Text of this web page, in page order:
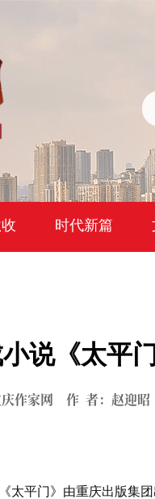
时代新篇
说《太平
庆作家网 作 者：赵迎
太平门》由重庆出版集团